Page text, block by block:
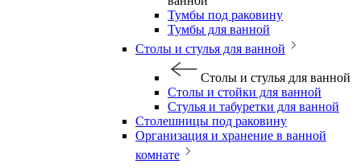
Тумбы под раковину
Тумбы для ванной
Столы и стулья для ванной
Столы и стулья для ванной
Столы и стойки для ванной
Стулья и табуретки для ванной
Столешницы под раковину
Организация и хранение в ванной
комнате